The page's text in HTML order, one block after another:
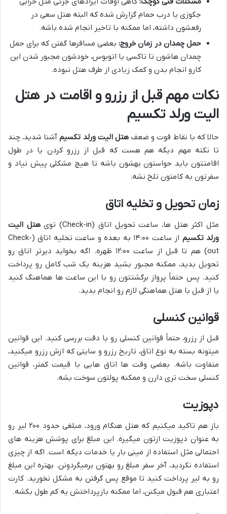
جکوزی یا درب حمام گزارش شده که البته هتل سعی در
رفعشون داشته، اما ممکنه با تاخیر انجام شده باشه.
حمل چمدان در زمان خروج: بعضی مسافرها گفتن که برای حمل
چمدان هاشون تا تاکسی یا اتوبوس، خودشون مجبور شدن این
کارو انجام بدن و کمک زیادی از طرف هتل نبوده.
نکات مهم قبل از رزرو و اقامت در هتل
الیت ورلد تکسیم
حالا که با نقاط قوت و ضعفهتل الیت ورلد تکسیمآشنا شدید، چند
تا نکته مهم دیگه هم هست که قبل از رزرو کردن یا در طول
اقامتتون باید حواستون بهشون باشه تا هیچ مشکلی پیش نیاد و
سفرتون به کامتون تلخ نشه.
زمان تحویل و تخلیه اتاق
مثل اکثر هتل ها، ساعت تحویل اتاق (Check-in) توی
هتل الیت
ورلد تکسیم
از ساعت ۱۴:۰۰ به بعده و ساعت تخلیه اتاق (Check-
out) هم تا قبل از ساعت ۱۲:۰۰ ظهره. اگه بخواید دیرتر اتاق رو
تحویل بدید، ممکنه مجبور بشید هزینه یک شب کامل رو پرداخت
کنید. پس حتماً پرواز برگشتتون رو با این ساعت ها هماهنگ کنید
یا از قبل با هتل هماهنگی لازم رو انجام بدید.
قوانین کنسلی
قبل از رزرو، حتماً قوانین کنسلی رو با دقت بررسی کنید. این قوانین
میتونه بسته به نوع اتاق، تاریخ رزرو و سایتی که ازش رزرو میکنید،
متفاوت باشه. بعضی وقت ها اتاق هایی با قیمت کمتر، قوانین
کنسلی سخت تری دارن و ممکنه پولتون سوخت بشه.
دپوزیت
باز هم تاکید میکنیم که هتل هنگام ورود، مبلغی حدود ۲۰۰ لیر رو
به عنوان دپوزیت ازتون میگیره. این مبلغ برای پوشش هزینه های
احتمالی مثل استفاده از مینی بار یا خدمات دیگه است. اگه از چیزی
استفاده نکردید، آخر سفر مبلغ رو بهتون برمیگردونن. بهتره این مبلغ
رو به لیر پرداخت کنید تا موقع پس گرفتن به مشکل نخورید. کارت
اعتباری هم قبول میکنن، اما ممکنه بازپرداختش یه کم طول بکشه.